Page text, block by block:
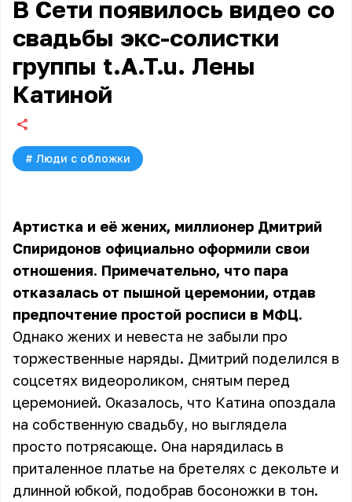
В Сети появилось видео со
свадьбы экс-солистки
группы t.A.T.u. Лены
Катиной
# Люди с обложки
Артистка и её жених, миллионер Дмитрий
Спиридонов официально оформили свои
отношения. Примечательно, что пара
отказалась от пышной церемонии, отдав
предпочтение простой росписи в МФЦ.
Однако жених и невеста не забыли про
торжественные наряды. Дмитрий поделился в
соцсетях видеороликом, снятым перед
церемонией. Оказалось, что Катина опоздала
на собственную свадьбу, но выглядела
просто потрясающе. Она нарядилась в
приталенное платье на бретелях с декольте и
длинной юбкой, подобрав босоножки в тон.